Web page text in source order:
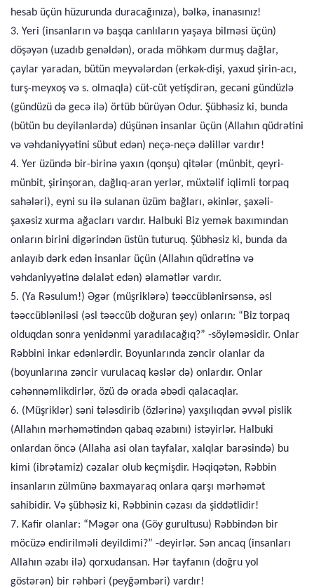
hesab üçün hüzurunda duracağınıza), bəlkə, inanasınız!
3. Yeri (insanların və başqa canlıların yaşaya bilməsi üçün)
döşəyən (uzadıb genəldən), orada möhkəm durmuş dağlar,
çaylar yaradan, bütün meyvələrdən (erkək-dişi, yaxud şirin-acı,
turş-meyxoş və s. olmaqla) cüt-cüt yetişdirən, gecəni gündüzlə
(gündüzü də gecə ilə) örtüb bürüyən Odur. Şübhəsiz ki, bunda
(bütün bu deyilənlərdə) düşünən insanlar üçün (Allahın qüdrətini
və vəhdaniyyətini sübut edən) neçə-neçə dəlillər vardır!
4. Yer üzündə bir-birinə yaxın (qonşu) qitələr (münbit, qeyri-
münbit, şirinşoran, dağlıq-aran yerlər, müxtəlif iqlimli torpaq
sahələri), eyni su ilə sulanan üzüm bağları, əkinlər, şaxəli-
şaxəsiz xurma ağacları vardır. Halbuki Biz yemək baxımından
onların birini digərindən üstün tuturuq. Şübhəsiz ki, bunda da
anlayıb dərk edən insanlar üçün (Allahın qüdrətinə və
vəhdaniyyətinə dəlalət edən) əlamətlər vardır.
5. (Ya Rəsulum!) Əgər (müşriklərə) təəccüblənirsənsə, əsl
təəccübləniləsi (əsl təəccüb doğuran şey) onların: “Biz torpaq
olduqdan sonra yenidənmi yaradılacağıq?” -söyləməsidir. Onlar
Rəbbini inkar edənlərdir. Boyunlarında zəncir olanlar da
(boyunlarına zəncir vurulacaq kəslər də) onlardır. Onlar
cəhənnəmlikdirlər, özü də orada əbədi qalacaqlar.
6. (Müşriklər) səni tələsdirib (özlərinə) yaxşılıqdan əvvəl pislik
(Allahın mərhəmətindən qabaq əzabını) istəyirlər. Halbuki
onlardan öncə (Allaha asi olan tayfalar, xalqlar barəsində) bu
kimi (ibrətamiz) cəzalar olub keçmişdir. Həqiqətən, Rəbbin
insanların zülmünə baxmayaraq onlara qarşı mərhəmət
sahibidir. Və şübhəsiz ki, Rəbbinin cəzası da şiddətlidir!
7. Kafir olanlar: “Məgər ona (Göy gurultusu) Rəbbindən bir
möcüzə endirilməli deyildimi?” -deyirlər. Sən ancaq (insanları
Allahın əzabı ilə) qorxudansan. Hər tayfanın (doğru yol
göstərən) bir rəhbəri (peyğəmbəri) vardır!